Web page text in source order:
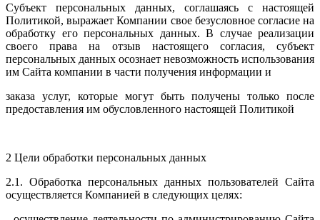
Субъект персональных данных, соглашаясь с настоящей
Политикой, выражает Компании свое безусловное согласие на
обработку его персональных данных. В случае реализации
своего права на отзыв настоящего согласия, субъект
персональных данных осознает невозможность использования
им Сайта компании в части получения информации и
заказа услуг, которые могут быть получены только после
предоставления им обусловленного настоящей Политикой
2 Цели обработки персональных данных
2.1. Обработка персональных данных пользователей Сайта
осуществляется Компанией в следующих целях: